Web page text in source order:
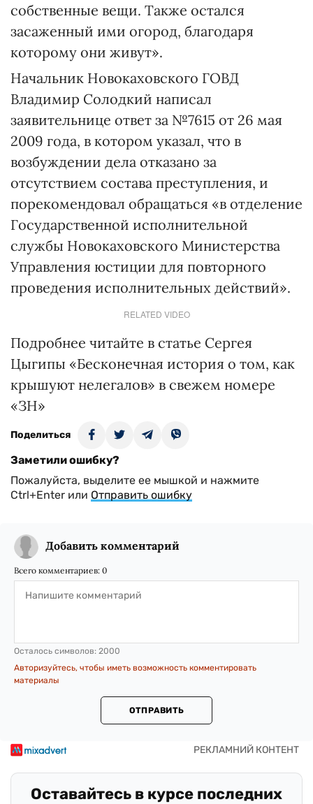
собственные вещи. Также остался
засаженный ими огород, благодаря
которому они живут».
Начальник Новокаховского ГОВД
Владимир Солодкий написал
заявительнице ответ за №7615 от 26 мая
2009 года, в котором указал, что в
возбуждении дела отказано за
отсутствием состава преступления, и
порекомендовал обращаться «в отделение
Государственной исполнительной
службы Новокаховского Министерства
Управления юстиции для повторного
проведения исполнительных действий».
RELATED VIDEO
Подробнее читайте в статье Сергея
Цыгипы «Бесконечная история о том, как
крышуют нелегалов» в свежем номере
«ЗН»
Поделиться
Заметили ошибку?
Пожалуйста, выделите ее мышкой и нажмите
Ctrl+Enter или Отправить ошибку
Добавить комментарий
Всего комментариев: 0
Осталось символов: 2000
Авторизуйтесь, чтобы иметь возможность комментировать
материалы
ОТПРАВИТЬ
Оставайтесь в курсе последних